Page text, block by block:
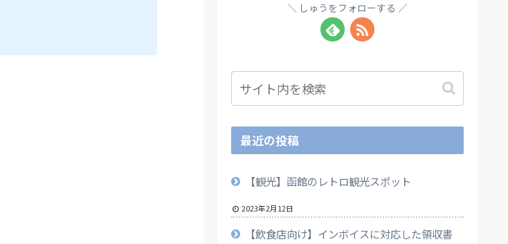
しゅうをフォローする
最近の投稿
【観光】函館のレトロ観光スポット
2023年2月12日
【飲食店向け】インボイスに対応した領収書